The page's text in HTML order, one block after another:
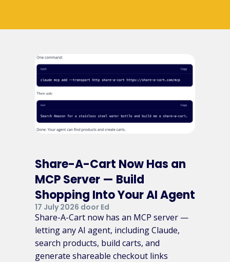
Share-A-Cart Now Has an
MCP Server — Build
Shopping Into Your AI Agent
17 July 2026 door Ed
Share-A-Cart now has an MCP server —
letting any AI agent, including Claude,
search products, build carts, and
generate shareable checkout links